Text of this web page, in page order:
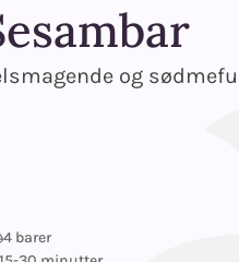
og
4 barer